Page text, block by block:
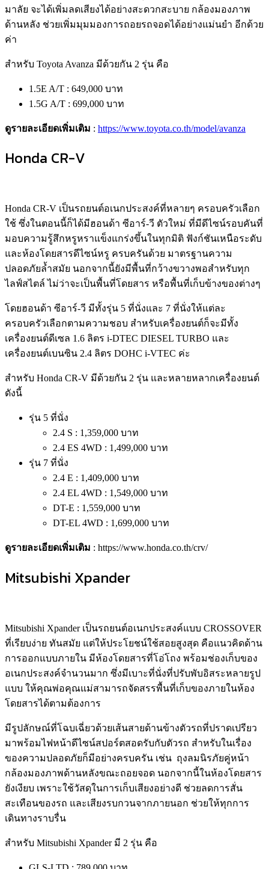
มาลัย จะได้เพิ่มลดเสียงได้อย่างสะดวกสะบาย กล้องมองภาพ
ด้านหลัง ช่วยเพิ่มมุมมองการถอยรถจอดได้อย่างแม่นยำ อีกด้วย
ค่า
สำหรับ Toyota Avanza มีด้วยกัน 2 รุ่น คือ
1.5E A/T : 649,000 บาท
1.5G A/T : 699,000 บาท
ดูรายละเอียดเพิ่มเติม : https://www.toyota.co.th/model/avanza
Honda CR-V
Honda CR-V เป็นรถยนต์อเนกประสงค์ที่หลายๆ ครอบครัวเลือก
ใช้ ซึ่งในตอนนี้ก็ได้มีฮอนด้า ซีอาร์-วี ตัวใหม่ ที่มีดีไซน์รอบคันที่
มอบความรู้สึกหรูหราแข็งแกร่งขึ้นในทุกมิติ ฟังก์ชันเหนือระดับ
และห้องโดยสารดีไซน์หรู ครบครันด้วย มาตรฐานความ
ปลอดภัยล้ำสมัย นอกจากนี้ยังมีพื้นที่กว้างขวางพอสำหรับทุก
ไลฟ์สไตล์ ไม่ว่าจะเป็นพื้นที่โดยสาร หรือพื้นที่เก็บข้างของต่างๆ
โดยฮอนด้า ซีอาร์-วี มีทั้งรุ่น 5 ที่นั่งและ 7 ที่นั่งให้แต่ละ
ครอบครัวเลือกตามความชอบ สำหรับเครื่องยนต์ก็จะมีทั้ง
เครื่องยนต์ดีเซล 1.6 ลิตร i-DTEC DIESEL TURBO และ
เครื่องยนต์เบนซิน 2.4 ลิตร DOHC i-VTEC ค่ะ
สำหรับ Honda CR-V มีด้วยกัน 2 รุ่น และหลายหลากเครื่องยนต์
ดังนี้
รุ่น 5 ที่นั่ง
2.4 S : 1,359,000 บาท
2.4 ES 4WD : 1,499,000 บาท
รุ่น 7 ที่นั่ง
2.4 E : 1,409,000 บาท
2.4 EL 4WD : 1,549,000 บาท
DT-E : 1,559,000 บาท
DT-EL 4WD : 1,699,000 บาท
ดูรายละเอียดเพิ่มเติม : https://www.honda.co.th/crv/
Mitsubishi Xpander
Mitsubishi Xpander เป็นรถยนต์อเนกประสงค์แบบ CROSSOVER
ที่เรียบง่าย ทันสมัย แต่ให้ประโยชน์ใช้สอยสูงสุด คือแนวคิดด้าน
การออกแบบภายใน มีห้องโดยสารที่โอ่โถง พร้อมช่องเก็บของ
อเนกประสงค์จำนวนมาก ซึ่งมีเบาะที่นั่งที่ปรับพับอิสระหลายรูป
แบบ ให้คุณพ่อคุณแม่สามารถจัดสรรพื้นที่เก็บของภายในห้อง
โดยสารได้ตามต้องการ
มีรูปลักษณ์ที่โฉบเฉี่ยวด้วยเส้นสายด้านข้างตัวรถที่ปราดเปรียว
มาพร้อมไฟหน้าดีไซน์สปอร์ตสอดรับกับตัวรถ สำหรับในเรื่อง
ของความปลอดภัยก็มีอย่างครบครัน เช่น ถุงลมนิรภัยคู่หน้า
กล้องมองภาพด้านหลังขณะถอยจอด นอกจากนี้ในห้องโดยสาร
ยังเงียบ เพราะใช้วัสดุในการเก็บเสียงอย่างดี ช่วยลดการสั่น
สะเทือนของรถ และเสียงรบกวนจากภายนอก ช่วยให้ทุกการ
เดินทางราบรื่น
สำหรับ Mitsubishi Xpander มี 2 รุ่น คือ